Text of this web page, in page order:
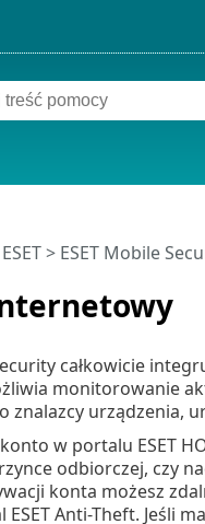
> ESET Mobile
całkowicie
monitorowanie
znalazcy urządzenia,
w portalu ESET
odbiorczej, czy
konta możesz
Anti-Theft. Jeśli